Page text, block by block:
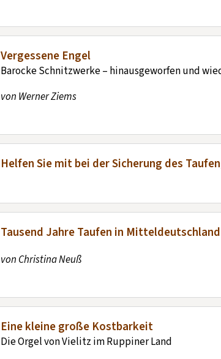
Vergessene Engel
Barocke Schnitzwerke – hinausgeworfen und
von Werner Ziems
Helfen Sie mit bei der Sicherung des
Tausend Jahre Taufen in Mitteldeutschland
von Christina Neuß
Eine kleine große Kostbarkeit
Die Orgel von Vielitz im Ruppiner Land